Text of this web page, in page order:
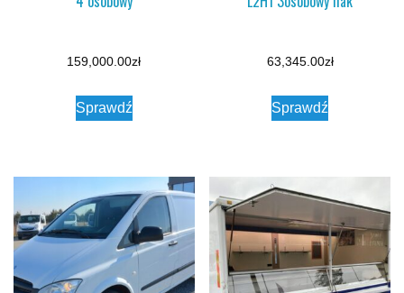
159,000.00zł
Sprawdź
63,345.00zł
Sprawdź